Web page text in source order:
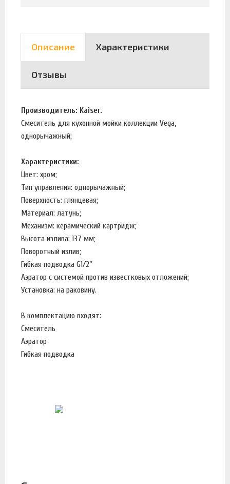
Описание Характеристики
Отзывы
Производитель: Kaiser.
Смеситель для кухонной мойки коллекции Vega,
однорычажный;
Характеристики:
Цвет: хром;
Тип управления: однорычажный;
Поверхность: глянцевая;
Материал: латунь;
Механизм: керамический картридж;
Высота излива: 137 мм;
Поворотный излив;
Гибкая подводка G1/2”
Аэратор с системой против известковых отложений;
Установка: на раковину.
В комплектацию входят:
Смеситель
Аэратор
Гибкая подводка